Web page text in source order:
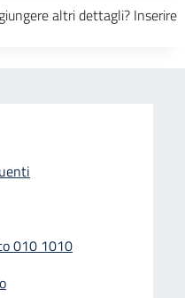
010 1010